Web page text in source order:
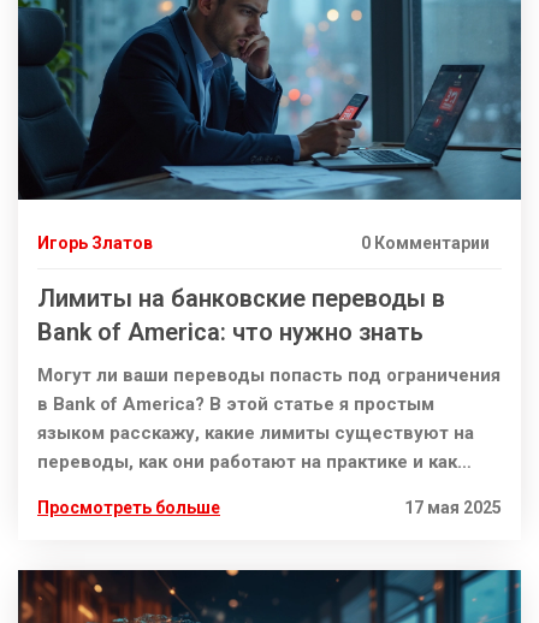
Игорь Златов 0 Комментарии
Лимиты на банковские переводы в
Bank of America: что нужно знать
Могут ли ваши переводы попасть под ограничения
в Bank of America? В этой статье я простым
языком расскажу, какие лимиты существуют на
переводы, как они работают на практике и как
Узнайте, почему банк иногда снижает лимиты,
реально помогают обойти ограничения.
Сэкономите время, деньги и нервы — пригодится
Просмотреть больше 17 мая 2025